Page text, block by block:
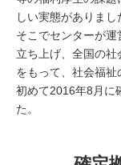
しい実態がありまし
そこでセンターが
立ち上げ、全国の
をもって、社会福
初めて2016年8月に
た。